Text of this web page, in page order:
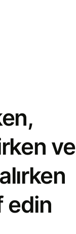
ve
edin